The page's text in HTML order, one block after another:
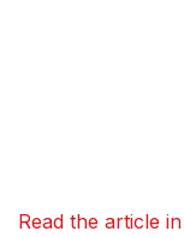
Read the article